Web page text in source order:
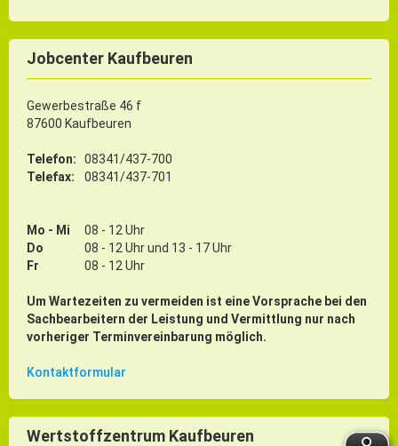
Jobcenter Kaufbeuren
Gewerbestraße 46 f
87600 Kaufbeuren
Telefon:
08341/437-700
Telefax:
08341/437-701
Mo - Mi
08 - 12 Uhr
Do
08 - 12 Uhr und 13 - 17 Uhr
Fr
08 - 12 Uhr
Um Wartezeiten zu vermeiden ist eine Vorsprache bei den
Sachbearbeitern der Leistung und Vermittlung nur nach
vorheriger Terminvereinbarung möglich.
Kontaktformular
Wertstoffzentrum Kaufbeuren